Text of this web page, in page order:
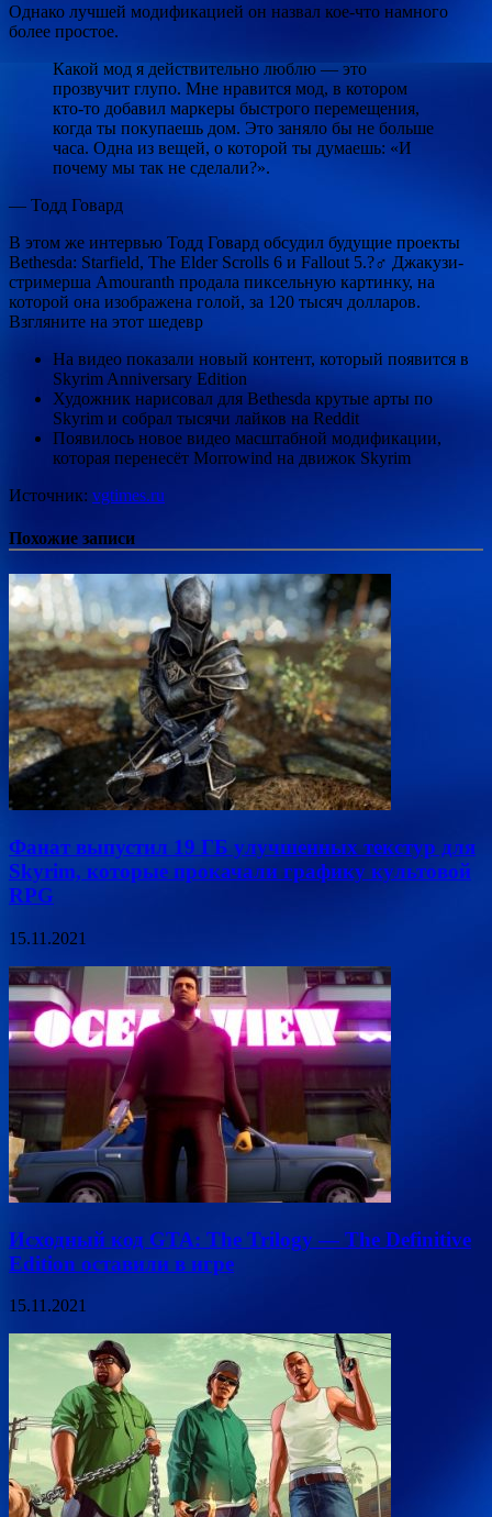
Однако лучшей модификацией он назвал кое-что намного
более простое.
Какой мод я действительно люблю — это
прозвучит глупо. Мне нравится мод, в котором
кто-то добавил маркеры быстрого перемещения,
когда ты покупаешь дом. Это заняло бы не больше
часа. Одна из вещей, о которой ты думаешь: «И
почему мы так не сделали?».
— Тодд Говард
В этом же интервью Тодд Говард обсудил будущие проекты
Bethesda: Starfield, The Elder Scrolls 6 и Fallout 5.?‍♂️ Джакузи-
стримерша Amouranth продала пиксельную картинку, на
которой она изображена голой, за 120 тысяч долларов.
Взгляните на этот шедевр
На видео показали новый контент, который появится в
Skyrim Anniversary Edition
Художник нарисовал для Bethesda крутые арты по
Skyrim и собрал тысячи лайков на Reddit
Появилось новое видео масштабной модификации,
которая перенесёт Morrowind на движок Skyrim
Источник: vgtimes.ru
Похожие записи
Фанат выпустил 19 ГБ улучшенных текстур для
Skyrim, которые прокачали графику культовой
RPG
15.11.2021
Исходный код GTA: The Trilogy — The Definitive
Edition оставили в игре
15.11.2021